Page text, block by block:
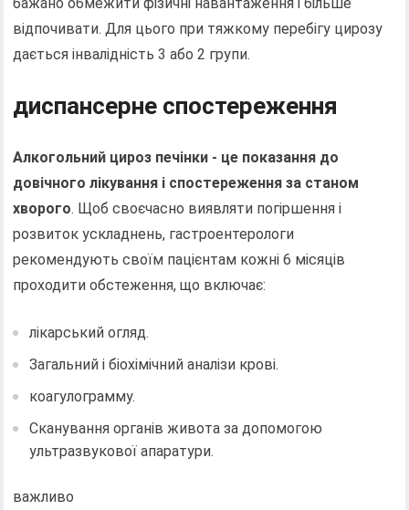
відпочивати. Для цього при тяжкому перебігу цирозу
дається інвалідність 3 або 2 групи.
диспансерне спостереження
Алкогольний цироз печінки - це показання до
довічного лікування і спостереження за станом
хворого. Щоб своєчасно виявляти погіршення і
розвиток ускладнень, гастроентерологи
рекомендують своїм пацієнтам кожні 6 місяців
проходити обстеження, що включає:
лікарський огляд.
Загальний і біохімічний аналізи крові.
коагулограмму.
Сканування органів живота за допомогою
ультразвукової апаратури.
важливо